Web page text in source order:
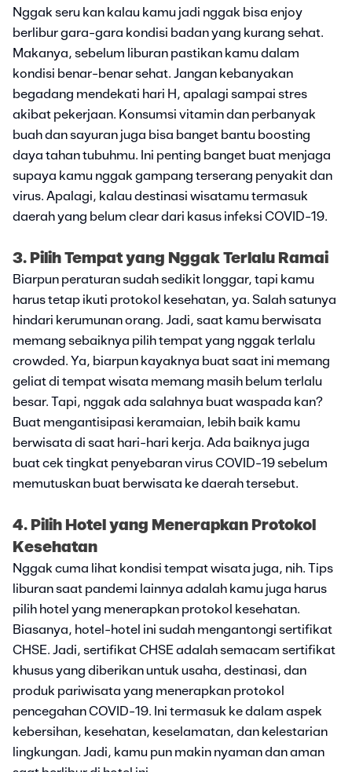
Nggak seru kan kalau kamu jadi nggak bisa enjoy
berlibur gara-gara kondisi badan yang kurang sehat.
Makanya, sebelum liburan pastikan kamu dalam
kondisi benar-benar sehat. Jangan kebanyakan
begadang mendekati hari H, apalagi sampai stres
akibat pekerjaan. Konsumsi vitamin dan perbanyak
buah dan sayuran juga bisa banget bantu boosting
daya tahan tubuhmu. Ini penting banget buat menjaga
supaya kamu nggak gampang terserang penyakit dan
virus. Apalagi, kalau destinasi wisatamu termasuk
daerah yang belum clear dari kasus infeksi COVID-19.
3. Pilih Tempat yang Nggak Terlalu Ramai
Biarpun peraturan sudah sedikit longgar, tapi kamu
harus tetap ikuti protokol kesehatan, ya. Salah satunya
hindari kerumunan orang. Jadi, saat kamu berwisata
memang sebaiknya pilih tempat yang nggak terlalu
crowded. Ya, biarpun kayaknya buat saat ini memang
geliat di tempat wisata memang masih belum terlalu
besar. Tapi, nggak ada salahnya buat waspada kan?
Buat mengantisipasi keramaian, lebih baik kamu
berwisata di saat hari-hari kerja. Ada baiknya juga
buat cek tingkat penyebaran virus COVID-19 sebelum
memutuskan buat berwisata ke daerah tersebut.
4. Pilih Hotel yang Menerapkan Protokol
Kesehatan
Nggak cuma lihat kondisi tempat wisata juga, nih. Tips
liburan saat pandemi lainnya adalah kamu juga harus
pilih hotel yang menerapkan protokol kesehatan.
Biasanya, hotel-hotel ini sudah mengantongi sertifikat
CHSE. Jadi, sertifikat CHSE adalah semacam sertifikat
khusus yang diberikan untuk usaha, destinasi, dan
produk pariwisata yang menerapkan protokol
pencegahan COVID-19. Ini termasuk ke dalam aspek
kebersihan, kesehatan, keselamatan, dan kelestarian
lingkungan. Jadi, kamu pun makin nyaman dan aman